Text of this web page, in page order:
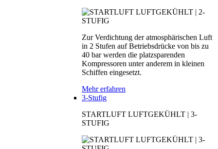
Zur Verdichtung der atmosphärischen Luft
in 2 Stufen auf Betriebsdrücke von bis zu
40 bar werden die platzsparenden
Kompressoren unter anderem in kleinen
Schiffen eingesetzt.
Mehr erfahren
3-Stufig
STARTLUFT LUFTGEKÜHLT | 3-
STUFIG